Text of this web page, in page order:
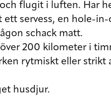
flugit i luften. Har
ett servess, en hole-
schack matt.
200 kilometer i
rytmiskt eller strikt
husdjur.